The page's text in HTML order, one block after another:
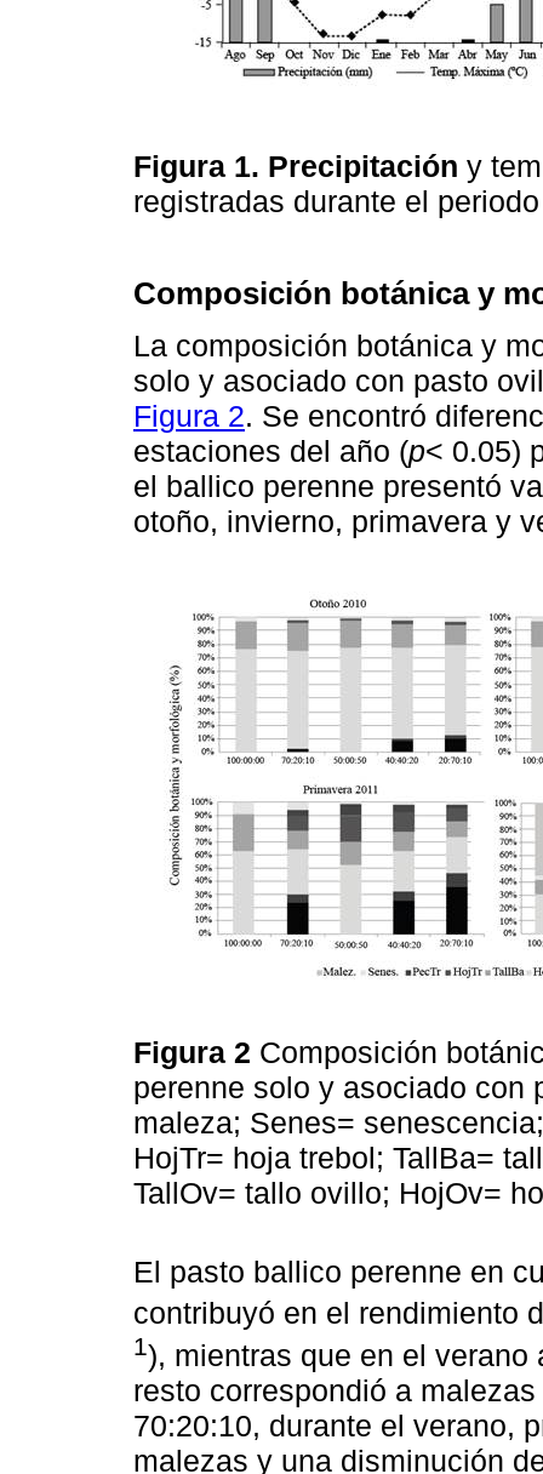
Figura 1. Precipitación y
registradas durante el
Composición botánica y
La composición botánica y
solo y asociado con pasto
Figura 2. Se encontró
estaciones del año (p< 0.05)
el ballico perenne presentó
otoño, invierno, primavera y
Figura 2 Composición
perenne solo y asociado con
maleza; Senes=
HojTr= hoja trebol; TallBa=
TallOv= tallo ovillo; HojOv=
El pasto ballico perenne en
contribuyó en el rendimiento
1), mientras que en el verano
resto correspondió a
70:20:10, durante el verano,
malezas y una disminución